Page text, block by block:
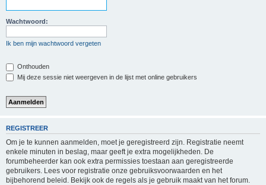
Wachtwoord:
Ik ben mijn wachtwoord vergeten
Onthouden
Mij deze sessie niet weergeven in de lijst met online gebruikers
REGISTREER
Om je te kunnen aanmelden, moet je geregistreerd zijn. Registratie neemt
enkele minuten in beslag, maar geeft je extra mogelijkheden. De
forumbeheerder kan ook extra permissies toestaan aan geregistreerde
gebruikers. Lees voor registratie onze gebruiksvoorwaarden en het
bijbehorend beleid. Bekijk ook de regels als je gebruik maakt van het forum.